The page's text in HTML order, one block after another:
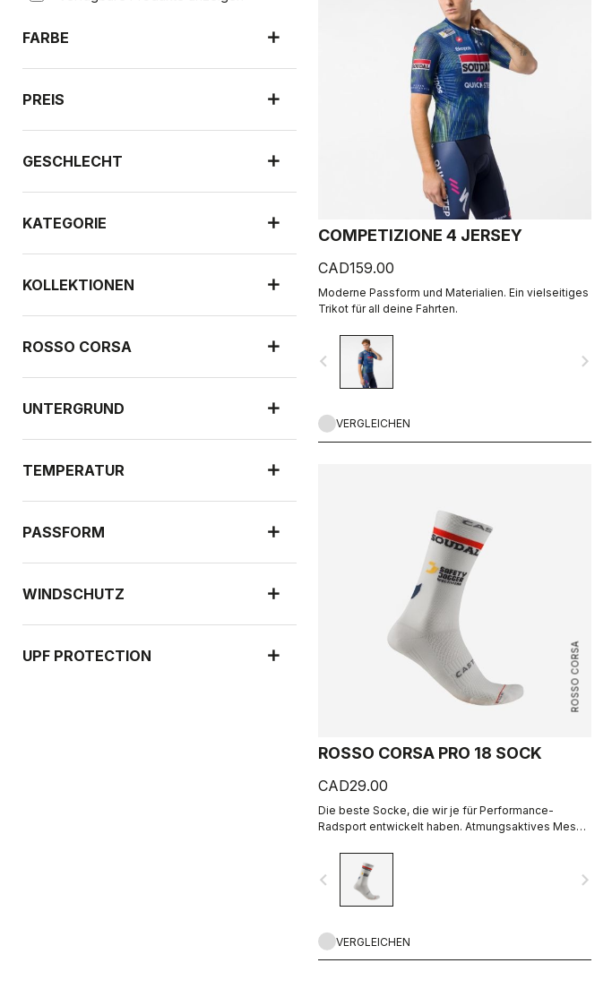
FARBE
PREIS
GESCHLECHT
KATEGORIE
KOLLEKTIONEN
ROSSO CORSA
UNTERGRUND
TEMPERATUR
PASSFORM
WINDSCHUTZ
UPF PROTECTION
COMPETIZIONE 4 JERSEY
CAD159.00
Moderne Passform und Materialien. Ein vielseitiges
Trikot für all deine Fahrten.
navigate_before navigate_next
VERGLEICHEN
ROSSO CORSA
ROSSO CORSA PRO 18 SOCK
CAD29.00
Die beste Socke, die wir je für Performance-
Radsport entwickelt haben. Atmungsaktives Mesh,
Lasche hinten. Rosso Corsa ist zurück.
navigate_before navigate_next
VERGLEICHEN